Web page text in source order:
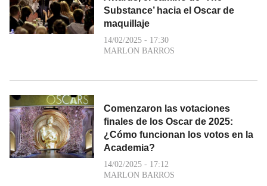
Substance’ hacia el Oscar de
maquillaje
14/02/2025 - 17:30
MARLON BARROS
Comenzaron las votaciones
finales de los Oscar de 2025:
¿Cómo funcionan los votos en la
Academia?
14/02/2025 - 17:12
MARLON BARROS